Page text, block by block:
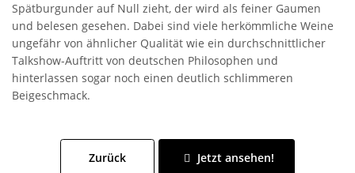
Spätburgunder auf Null zieht, der wird als feiner Gaumen
und belesen gesehen. Dabei sind viele herkömmliche Weine
ungefähr von ähnlicher Qualität wie ein durchschnittlicher
Talkshow-Auftritt von deutschen Philosophen und
hinterlassen sogar noch einen deutlich schlimmeren
Beigeschmack.
Zurück Jetzt ansehen!